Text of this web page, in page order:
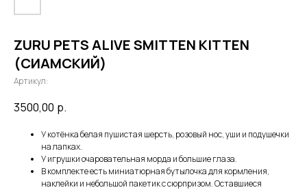
ZURU PETS ALIVE SMITTEN KITTEN
(СИАМСКИЙ)
Артикул:
3500,00 р.
У котёнка белая пушистая шерсть, розовый нос, уши и подушечки
на лапках.
У игрушки очаровательная морда и большие глаза.
В комплекте есть миниатюрная бутылочка для кормления,
наклейки и небольшой пакетик с сюрпризом. Оставшиеся